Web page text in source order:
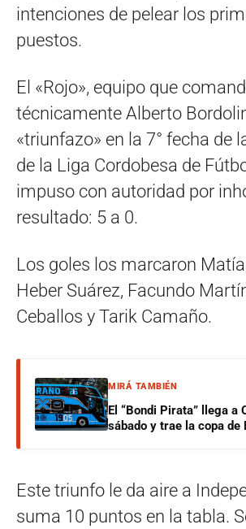
intenciones de pelear los
puestos.
El «Rojo», equipo que
técnicamente Alberto
«triunfazo» en la 7° fecha de
de la Liga Cordobesa de
impuso con autoridad por
resultado: 5 a 0.
Los goles los marcaron
Heber Suárez, Facundo
Ceballos y Tarik Camaño.
MIRÁ TAMBIÉN
El “Bondi Pirata” llega a
sábado y trae la copa de
Este triunfo le da aire a
suma 10 puntos en la tabla.